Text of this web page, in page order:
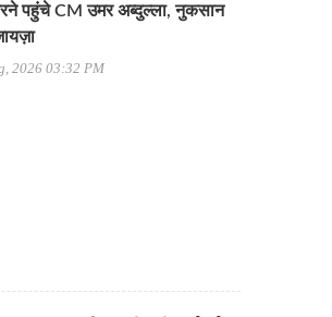
पहुंचे CM उमर अब्दुल्ला, नुकसान
2026 03:32 PM